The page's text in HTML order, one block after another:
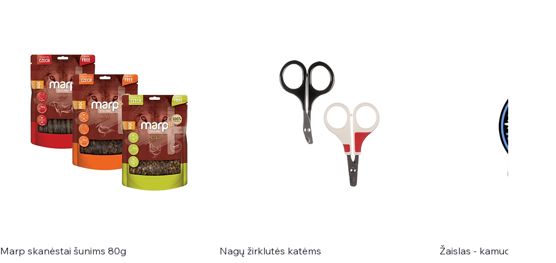
Marp skanėstai šunims 80g
Nagų žirklutės katėms
Žaislas - kamuoliukas